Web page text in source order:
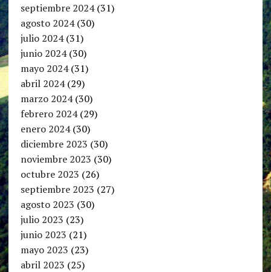
septiembre 2024(31)
agosto 2024(30)
julio 2024(31)
junio 2024(30)
mayo 2024(31)
abril 2024(29)
marzo 2024(30)
febrero 2024(29)
enero 2024(30)
diciembre 2023 (30)
noviembre 2023 (30)
octubre 2023 (26)
septiembre 2023 (27)
agosto 2023 (30)
julio 2023 (23)
junio 2023 (21)
mayo 2023 (23)
abril 2023 (25)